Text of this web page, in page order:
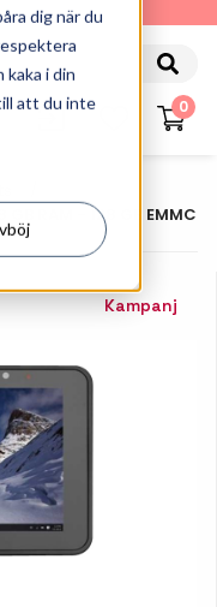
dig när du
kaka i din
att du inte
0
RAM - 128 GB EMMC
Kampanj